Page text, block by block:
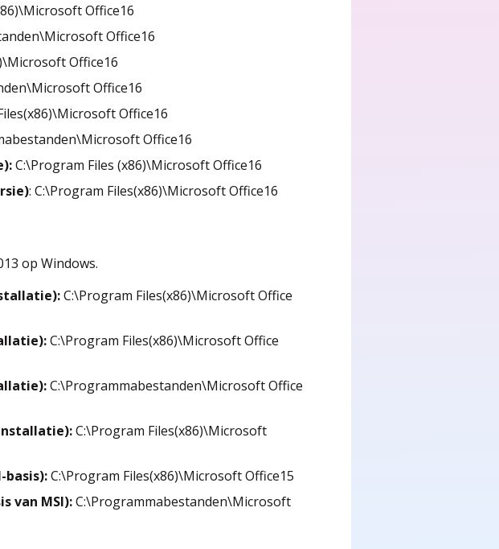
Office16
Office16
Office16
Office16
Office16
Office16
C:\Program Files (x86)\Microsoft Office16
: C:\Program Files(x86)\Microsoft Office16
op Windows.
C:\Program Files(x86)\Microsoft Office
C:\Program Files(x86)\Microsoft Office
C:\Programmabestanden\Microsoft Office
C:\Program Files(x86)\Microsoft
basis):C:\Program Files(x86)\Microsoft Office15
van MSI):C:\Programmabestanden\Microsoft